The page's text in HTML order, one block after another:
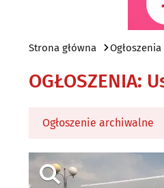
Strona główna Ogłoszenia
OGŁOSZENIA:
Ogłoszenie archiwalne